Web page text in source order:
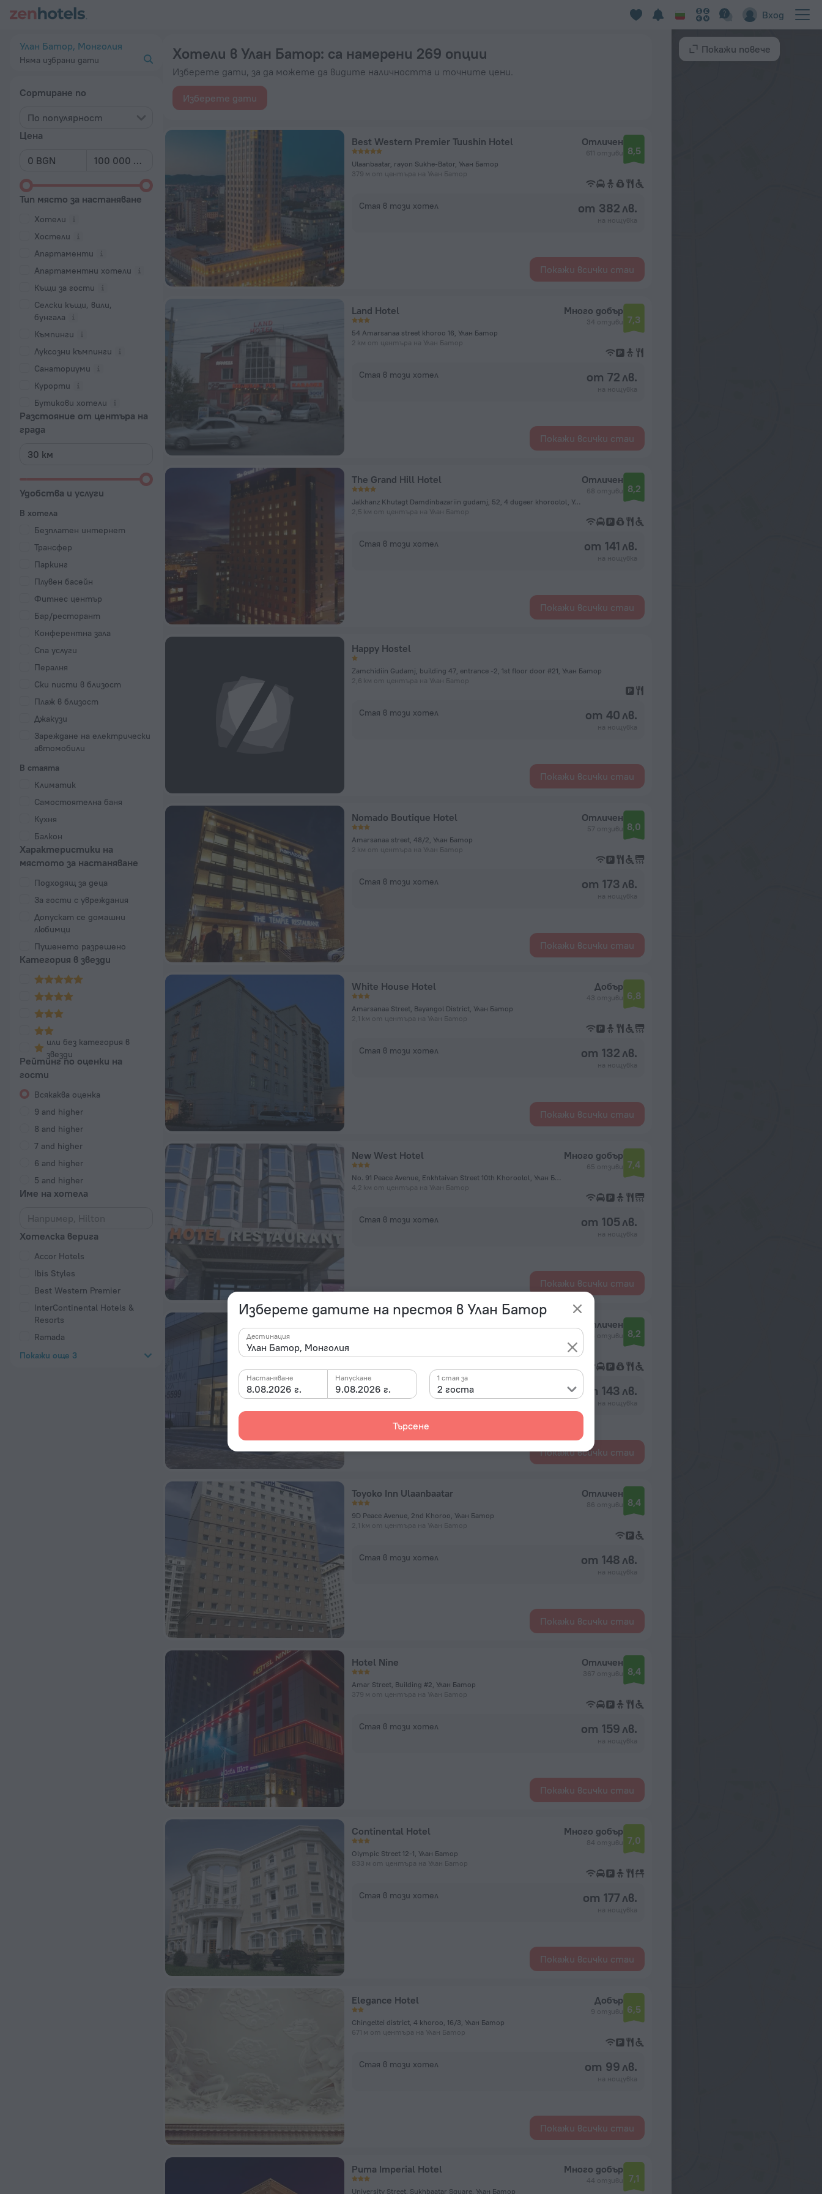
Вход
Изберете датите на престоя в Улан Батор
Дестинация
8.08.2026 г.
Настаняване
9.08.2026 г.
Напускане
2 госта
1 стая за
Търсене
Улан Батор, Монголия
Няма избрани дати
Сортиране по
По популярност
Цена
Тип място за настаняване
Хотели
Хостели
Апартаменти
Апартаментни хотели
Къщи за гости
Селски къщи, вили,
бунгала
Къмпинги
Луксозни къмпинги
Санаториуми
Курорти
Бутикови хотели
Разстояние от центъра на
града
Удобства и услуги
В хотела
Безплатен интернет
Трансфер
Паркинг
Плувен басейн
Фитнес център
Бар/ресторант
Конферентна зала
Спа услуги
Пералня
Ски писти в близост
Плаж в близост
Джакузи
Зареждане на електрически
автомобили
В стаята
Климатик
Самостоятелна баня
Кухня
Балкон
Характеристики на
мястото за настаняване
Подходящ за деца
За гости с увреждания
Допускат се домашни
любимци
Пушенето разрешено
Категория в звезди
или без категория в
звезди
Рейтинг по оценки на
гости
Всякаква оценка
9 and higher
8 and higher
7 and higher
6 and higher
5 and higher
Име на хотела
Хотелска верига
Accor Hotels
Ibis Styles
Best Western Premier
InterContinental Hotels &
Resorts
Ramada
Покажи още 3
Хотели в Улан Батор: са намерени 269 опции
Изберете дати, за да можете да видите наличността и точните цени.
Изберете дати
Best Western Premier Tuushin Hotel
Ulaanbaatar, rayon Sukhe-Bator, Улан Батор
379 м от центъра на Улан Батор
Отличен
611 отзиви 8,5
Стая в този хотел от 382 лв.
Покажи всички стаи
Land Hotel
54 Amarsanaa street khoroo 16, Улан Батор
2 км от центъра на Улан Батор
Много добър
34 отзиви 7,3
Стая в този хотел от 72 лв.
Покажи всички стаи
The Grand Hill Hotel
Jalkhanz Khutagt Damdinbazariin gudamj, 52, 4 dugeer khoroolol, Улан Батор
2,5 км от центъра на Улан Батор
Отличен
68 отзиви 8,2
Стая в този хотел от 141 лв.
Покажи всички стаи
Happy Hostel
Zamchidiin Gudamj, building 47, entrance -2, 1st floor door #21, Улан Батор
2,6 км от центъра на Улан Батор
Стая в този хотел от 40 лв.
Покажи всички стаи
Nomado Boutique Hotel
Amarsanaa street, 48/2, Улан Батор
2 км от центъра на Улан Батор
Отличен
57 отзиви 8,0
Стая в този хотел от 173 лв.
Покажи всички стаи
White House Hotel
Amarsanaa Street, Bayangol District, Улан Батор
2,1 км от центъра на Улан Батор
Добър
43 отзиви 6,8
Стая в този хотел от 132 лв.
Покажи всички стаи
New West Hotel
No. 91 Peace Avenue, Enkhtaivan Street 10th Khoroolol, Улан Батор
4,2 км от центъра на Улан Батор
Много добър
65 отзиви 7,4
Стая в този хотел от 105 лв.
Покажи всички стаи
1,4 км от центъра на Улан Батор
Отличен
36 отзиви 8,2
Стая в този хотел от 143 лв.
Покажи всички стаи
Toyoko Inn Ulaanbaatar
9D Peace Avenue, 2nd Khoroo, Улан Батор
2,1 км от центъра на Улан Батор
Отличен
86 отзиви 8,4
Стая в този хотел от 148 лв.
Покажи всички стаи
Hotel Nine
Amar Street, Building #2, Улан Батор
379 м от центъра на Улан Батор
Отличен
367 отзиви 8,4
Стая в този хотел от 159 лв.
Покажи всички стаи
Continental Hotel
Olympic Street 12-1, Улан Батор
833 м от центъра на Улан Батор
Много добър
84 отзиви 7,0
Стая в този хотел от 177 лв.
Покажи всички стаи
Elegance Hotel
Chingeltei district, 4 khoroo, 16/3, Улан Батор
671 м от центъра на Улан Батор
Добър
9 отзиви 6,5
Стая в този хотел от 99 лв.
Покажи всички стаи
Puma Imperial Hotel
University Street, Sukhbaatar Square, Улан Батор
Много добър
44 отзиви 7,1
Покажи повече
20-те най-добри Хотели в Улан Батор 2026 от 40 лв. – Резервирайте сега на ZenHotels.com